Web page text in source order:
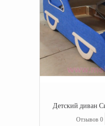
Детский диван
Отзывов 0